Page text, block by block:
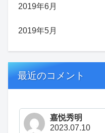
2019年6月
2019年5月
最近のコメント
嘉悦秀明
2023.07.10